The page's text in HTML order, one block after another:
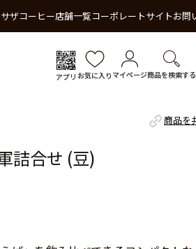
ザコーヒー店舗一覧コーポレートサイトお問
アプリ お気に入り マイページ商品を検索する
商品を
詰合せ (豆)